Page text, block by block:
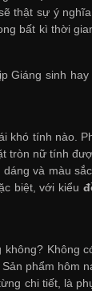
thật sự ý
bất kì thời
Giáng sinh
khó tính nào.
tròn nữ tính
và màu
biệt, với kiểu
Không
phẩm hôm
chi tiết, là